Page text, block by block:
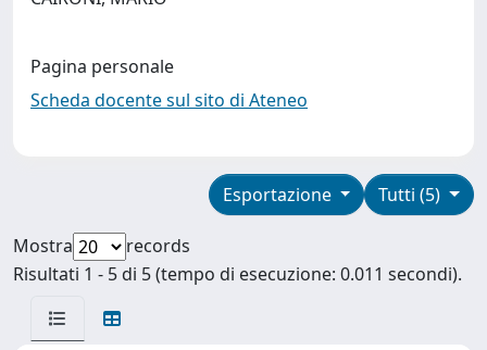
Pagina personale
Scheda docente sul sito di Ateneo
Tutti (5)
Esportazione
Mostra
records
Risultati 1 - 5 di 5 (tempo di esecuzione: 0.011 secondi).